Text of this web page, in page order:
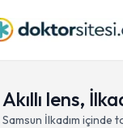
Akıllı lens,
Samsun İlkadım içinde